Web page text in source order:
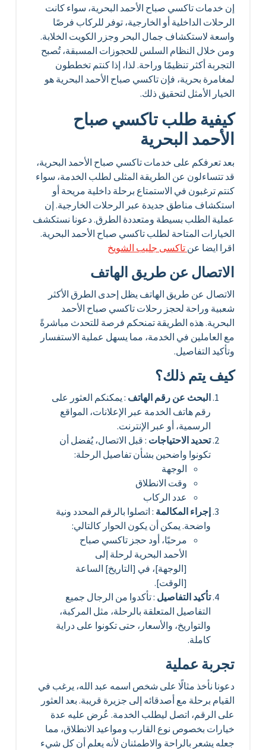
إن خدمات تاكسي صباح الأحمد البحرية، سواء كانت
الرحلات الداخلية أو الخارجية، توفر للركاب فرصًا
واسعة لاستكشاف جمال البحر وجزر الكويت الخلابة.
ومن خلال النظام السلس للحجوزات المسبقة، تُصبح
التجربة أكثر تنظيمًا وراحة. لذا، إذا كنتم تخططون
لمغامرة بحرية، فإن تاكسي صباح الأحمد البحرية هو
الخيار الأمثل لتحقيق ذلك.
كيفية طلب تاكسي صباح
الأحمد البحرية
بعد تعرفكم على خدمات تاكسي صباح الأحمد البحرية،
قد تتساءلون عن الطريقة المثلى لطلب الخدمة، سواء
كنتم ترغبون في الاستمتاع برحلة داخلية مريحة أو
استكشاف مناطق جديدة عبر الرحلات الخارجية. إن
عملية الطلب بسيطة ومتعددة الطرق. دعونا نستكشف
الخيارات المتاحة لطلب تاكسي صباح الأحمد البحرية.
اقرا ايضا عنتاكسى جليب الشويخ
الاتصال عن طريق الهاتف
الاتصال عن طريق الهاتف يظل إحدى الطرق الأكثر
شعبية وراحة لحجز رحلات تاكسي صباح الأحمد
البحرية. هذه الطريقة تمنحكم فرصة للتحدث مباشرةً
مع العاملين في الخدمة، مما يسهل عملية الاستفسار
وتأكيد التفاصيل.
كيف يتم ذلك؟
البحث عن رقم الهاتف: يمكنكم العثور على
رقم هاتف الخدمة عبر الإعلانات، المواقع
الرسمية، أو عبر الإنترنت.
تحديد الاحتياجات: قبل الاتصال، يُفضل أن
تكونوا واضحين بشأن تفاصيل الرحلة:
الوجهة
وقت الانطلاق
عدد الركاب
إجراء المكالمة: اتصلوا بالرقم المحدد ونية
واضحة. يمكن أن يكون الحوار كالتالي:
مرحبًا، أود حجز تاكسي صباح
الأحمد البحرية لرحلة إلى
[الوجهة]، في [التاريخ] الساعة
[الوقت].
تأكيد التفاصيل : تأكدوا من الرجال جميع
التفاصيل المتعلقة بالرحلة، مثل المركبة،
والتواريخ، والأسعار، حتى تكونوا على دراية
كاملة.
تجربة عملية
دعونا نأخذ مثالًا على شخص اسمه عبد الله، يرغب في
القيام برحلة مع أصدقائه إلى جزيرة قريبة. بعد العثور
على الرقم، اتصل ليطلب الخدمة. عُرض عليه عدة
خيارات بخصوص نوع القارب ومواعيد الانطلاق، مما
جعله يشعر بالراحة والاطمئنان لأنه يعلم أن كل شيء